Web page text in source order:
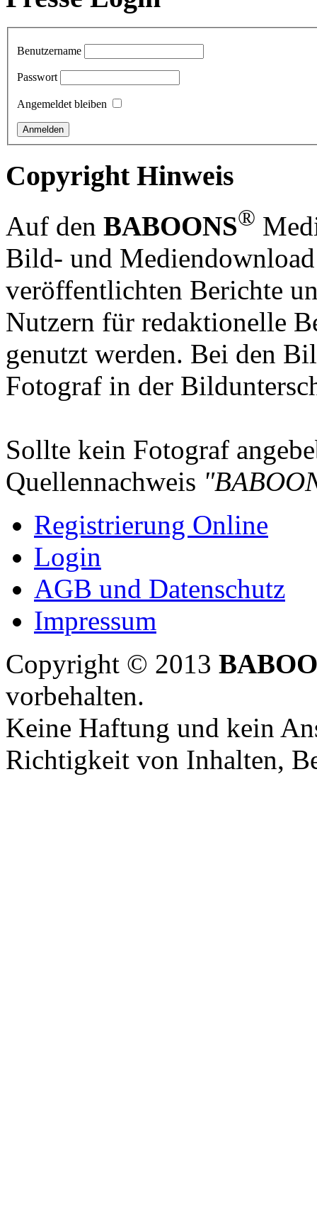
Benutzername
Passwort
Angemeldet bleiben
Copyright Hinweis
Auf den BABOONS®
Bild- und
veröffentlichten Berichte
Nutzern für redaktionelle
genutzt werden. Bei den
Fotograf in der
Sollte kein Fotograf
Quellennachweis
Registrierung Online
Login
AGB und Datenschutz
Impressum
Copyright © 2013
vorbehalten.
Keine Haftung und kein
Richtigkeit von Inhalten,